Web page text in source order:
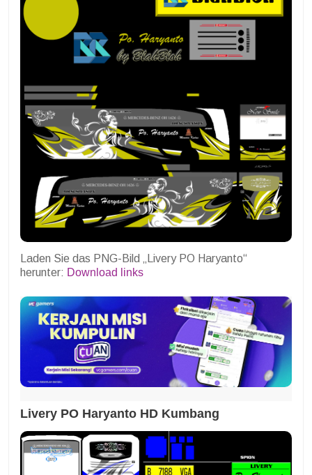
Laden Sie das PNG-Bild „Livery PO Haryanto“
herunter: Download links
Livery PO Haryanto HD Kumbang